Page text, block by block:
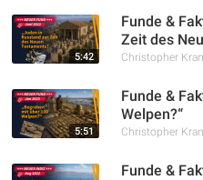
5:42
Funde &
Zeit des
Christopher
5:51
Funde &
Welpen?“
Christopher
Funde &